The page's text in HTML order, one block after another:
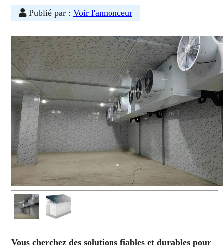
Publié par : Voir l'annonceur
Vous cherchez des solutions fiables et durables pour